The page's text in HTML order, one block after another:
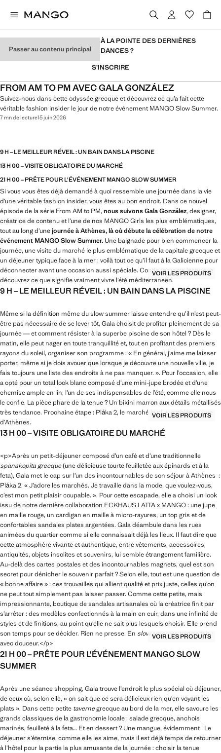
Passer au contenu principal
VOUS VOULEZ RESTER À LA POINTE DES DERNIÈRES
TENDANCES ?
S’INSCRIRE
FROM AM TO PM AVEC GALA GONZÁLEZ
Suivez-nous dans cette odyssée grecque et découvrez ce qu’a fait cette
véritable fashion insider le jour de notre événement MANGO Slow Summer.
7 mn de lecture15 juin 2026
9 H – LE MEILLEUR RÉVEIL : UN BAIN DANS LA PISCINE
13 H 00 – VISITE OBLIGATOIRE DU MARCHÉ
21 H 00 – PRÊTE POUR L'ÉVÉNEMENT MANGO SLOW SUMMER
Si vous vous êtes déjà demandé à quoi ressemble une journée dans la vie
d’une véritable fashion insider, vous êtes au bon endroit. Dans ce nouvel
épisode de la série From AM to PM, nous suivons Gala González, designer,
créatrice de contenu et l’une de nos MANGO Girls les plus emblématiques,
tout au long d’unejournée à Athènes, là où débute la célébration de notre
événement MANGO Slow Summer. Une baignade pour bien commencer la
journée, une visite du marché le plus emblématique de la capitale grecque et
un déjeuner typique face à la mer : voilà tout ce qu’il faut à la Galicienne pour
déconnecter avant une occasion aussi spéciale. Continuez votre lecture et
découvrez ce que signifie vraiment vivre l’été méditerranéen.
VOIR LES PRODUITS
9 H – LE MEILLEUR RÉVEIL : UN BAIN DANS LA PISCINE
Même si la définition même du slow summer laisse entendre qu’il n’est peut-
être pas nécessaire de se lever tôt, Gala choisit de profiter pleinement de sa
journée — et comment résister à la superbe piscine de son hôtel ? Dès le
matin, elle peut nager en toute tranquillité et, tout en profitant des premiers
rayons du soleil, organiser son programme : « En général, j’aime me laisser
porter, même si je dois avouer que lorsque je découvre une nouvelle ville, je
fais toujours une liste des endroits à ne pas manquer. ». Pour l’occasion, elle
a opté pour un total look blanc composé d’une mini-jupe brodée et d’une
chemise ample en lin, l’un de ses indispensables de l’été, comme elle nous
le confie. La pièce phare de la tenue ? Un bikini marron aux détails métallisés
très tendance. Prochaine étape : Pláka 2, le marché le plus emblématique
d’Athènes.
VOIR LES PRODUITS
13 H 00 – VISITE OBLIGATOIRE DU MARCHÉ
<p>Après un petit-déjeuner composé d’un café et d’une traditionnelle
spanakopita grecque(une délicieuse tourte feuilletée aux épinards et à la
feta), Gala met le cap sur l’un des incontournables de son séjour à Athènes :
Pláka 2. « J’adore les marchés. Je travaille dans la mode, que voulez-vous,
c’est mon petit plaisir coupable. ». Pour cette escapade, elle a choisi un look
issu de notre dernière collaboration ECKHAUS LATTA x MANGO : une jupe
en maille rouge, un cardigan en maille à micro-rayures, un top gris et de
confortables sandales plates argentées. Gala déambule dans les rues
animées du quartier comme si elle connaissait déjà les lieux. Il faut dire que
cette atmosphère vivante et authentique, entre vêtements, accessoires,
antiquités, objets insolites et souvenirs, lui semble étrangement familière.
Au-delà des cartes postales et des incontournables magnets, quel est son
secret pour dénicher le souvenir parfait ? Selon elle, tout est une question de
« bonne affaire » : ces trouvailles qui allient qualité et prix juste, celles qu’on
ne peut tout simplement pas laisser passer. Comme cette petite, mais
impressionnante, boutique de sandales artisanales où la créatrice finit par
s’arrêter : des modèles confectionnés à la main en cuir, dans une infinité de
styles et de finitions, au point qu’elle ne sait plus lesquels choisir. Elle prend
son temps pour se décider. Rien ne presse. En slow summer, tout se fait
avec douceur.</p>
VOIR LES PRODUITS
21 H 00 – PRÊTE POUR L'ÉVÉNEMENT MANGO SLOW
SUMMER
Après une séance shopping, Gala trouve l’endroit le plus spécial où déjeuner,
de ceux où, selon elle, « on sait que ce sera délicieux rien qu’en voyant les
plats ». Dans cette petite tavernegrecque au bord de la mer, elle savoure les
grands classiques de la gastronomie locale : salade grecque, anchois
marinés, feuilleté à la feta… Et en dessert ? Une mangue, évidemment ! Le
déjeuner s’éternise, comme elle les aime, mais il est déjà temps de retourner
à l’hôtel pour la partie la plus amusante de la journée : choisir la tenue